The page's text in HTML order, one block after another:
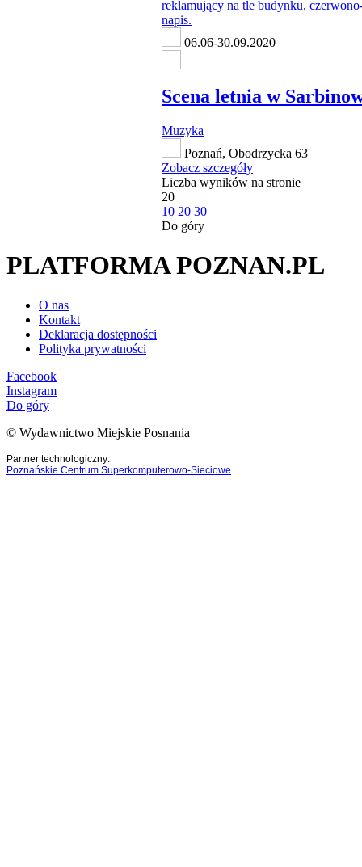
06.06-30.09.2020
Scena letnia w
Muzyka
Poznań, Obodrzycka 63
Zobacz szczegóły
Liczba wyników na stronie
20
10 20 30
Do góry
PLATFORMA POZNAN.PL
O nas
Kontakt
Deklaracja dostępności
Polityka prywatności
Facebook
Instagram
Do góry
© Wydawnictwo Miejskie Posnania
Partner technologiczny:
Poznańskie Centrum Superkomputerowo-Sieciowe